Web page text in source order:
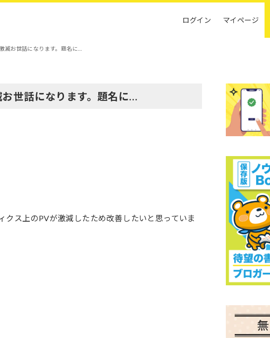
ログイン マイページ
減お世話になります。題名に…
世話になります。題名に…
ス上のPVが激減したため改善したいと思っていま